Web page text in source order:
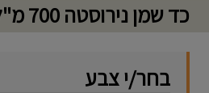
כד שמן נירוסטה 700 מ"ל דגם IPAC - tosca
בחר/י צבע